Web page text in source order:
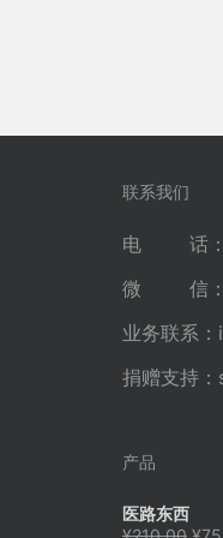
联系我们
电 话：
微 信：
业务联系：
捐赠支持：
产品
医路东西
原